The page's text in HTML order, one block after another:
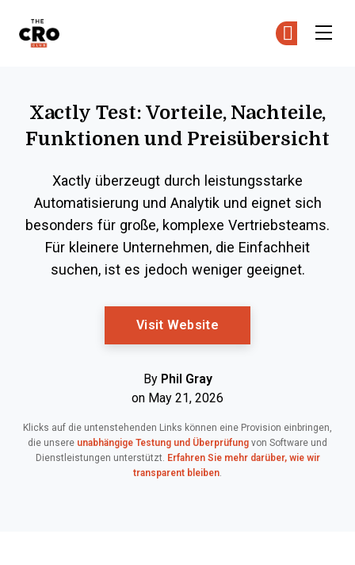
Xactly Test: Vorteile, Nachteile,
Funktionen und Preisübersicht
Xactly überzeugt durch leistungsstarke
Automatisierung und Analytik und eignet sich
besonders für große, komplexe Vertriebsteams.
Für kleinere Unternehmen, die Einfachheit
suchen, ist es jedoch weniger geeignet.
Visit Website
By Phil Gray
on May 21, 2026
Klicks auf die untenstehenden Links können eine Provision einbringen,
die unsere unabhängige Testung und Überprüfung von Software und
Dienstleistungen unterstützt. Erfahren Sie mehr darüber, wie wir
transparent bleiben.